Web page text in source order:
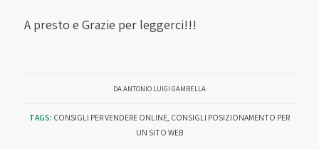
A presto e Grazie per leggerci!!!
DAANTONIO LUIGI GAMBELLA
TAGS: CONSIGLI PER VENDERE ONLINE, CONSIGLI POSIZIONAMENTO PER
UN SITO WEB